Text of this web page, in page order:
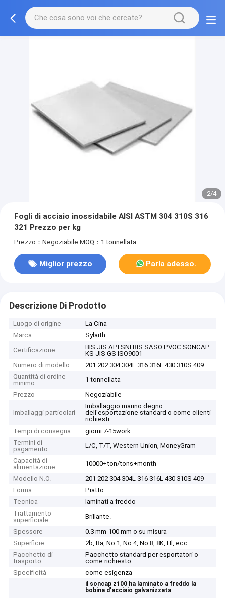
2/4
Fogli di acciaio inossidabile AISI ASTM 304 310S 316
321 Prezzo per kg
Prezzo：Negoziabile MOQ：1 tonnellata
Miglior prezzo Parla adesso.
Descrizione Di Prodotto
Luogo di origine
La Cina
Marca
Sylaith
Certificazione
BIS JIS API SNI BIS SASO PVOC SONCAP
KS JIS GS ISO9001
Numero di modello
201 202 304 304L 316 316L 430 310S 409
Quantità di ordine
minimo
1 tonnellata
Prezzo
Negoziabile
Imballaggi particolari
Imballaggio marino degno
dell'esportazione standard o come clienti
richiesti.
Tempi di consegna
giorni 7-15work
Termini di
pagamento
L/C, T/T, Western Union, MoneyGram
Capacità di
alimentazione
10000+ton/tons+month
Modello N.O.
201 202 304 304L 316 316L 430 310S 409
Forma
Piatto
Tecnica
laminati a freddo
Trattamento
superficiale
Brillante.
Spessore
0.3 mm-100 mm o su misura
Superficie
2b, Ba, No.1, No.4, No.8, 8K, Hl, ecc
Pacchetto di
trasporto
Pacchetto standard per esportatori o
come richiesto
Specificità
come esigenza
il soncap z100 ha laminato a freddo la
bobina d'acciaio galvanizzata